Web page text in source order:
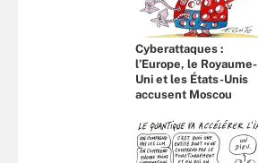
Cyberattaques :
l’Europe, le Royaume-
Uni et les États-Unis
accusent Moscou